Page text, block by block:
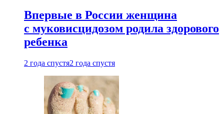
Впервые в России женщина
с муковисцидозом родила здорового
ребенка
2 года спустя2 года спустя